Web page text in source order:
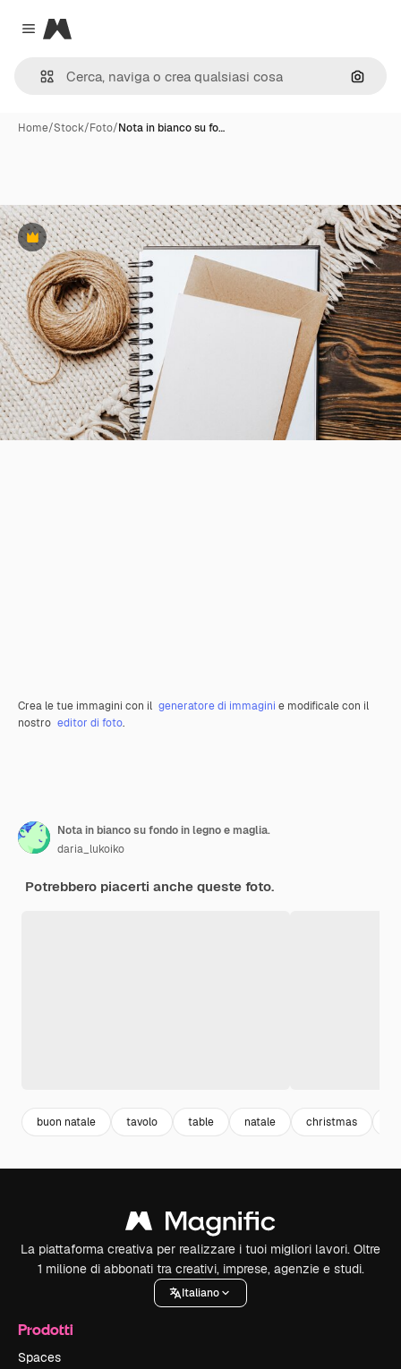
Close menu
Magnific
Cerca
Home/Stock/Foto/Nota in bianco su fo…
Premium
Crea le tue immagini con il generatore di immagini e modificale con il
nostro editor di foto.
Nota in bianco su fondo in legno e maglia.
daria_lukoiko
Potrebbero piacerti anche queste foto.
buon natale tavolo table natale christmas
La piattaforma creativa per realizzare i tuoi migliori lavori. Oltre
1 milione di abbonati tra creativi, imprese, agenzie e studi.
Italiano
Prodotti
Spaces